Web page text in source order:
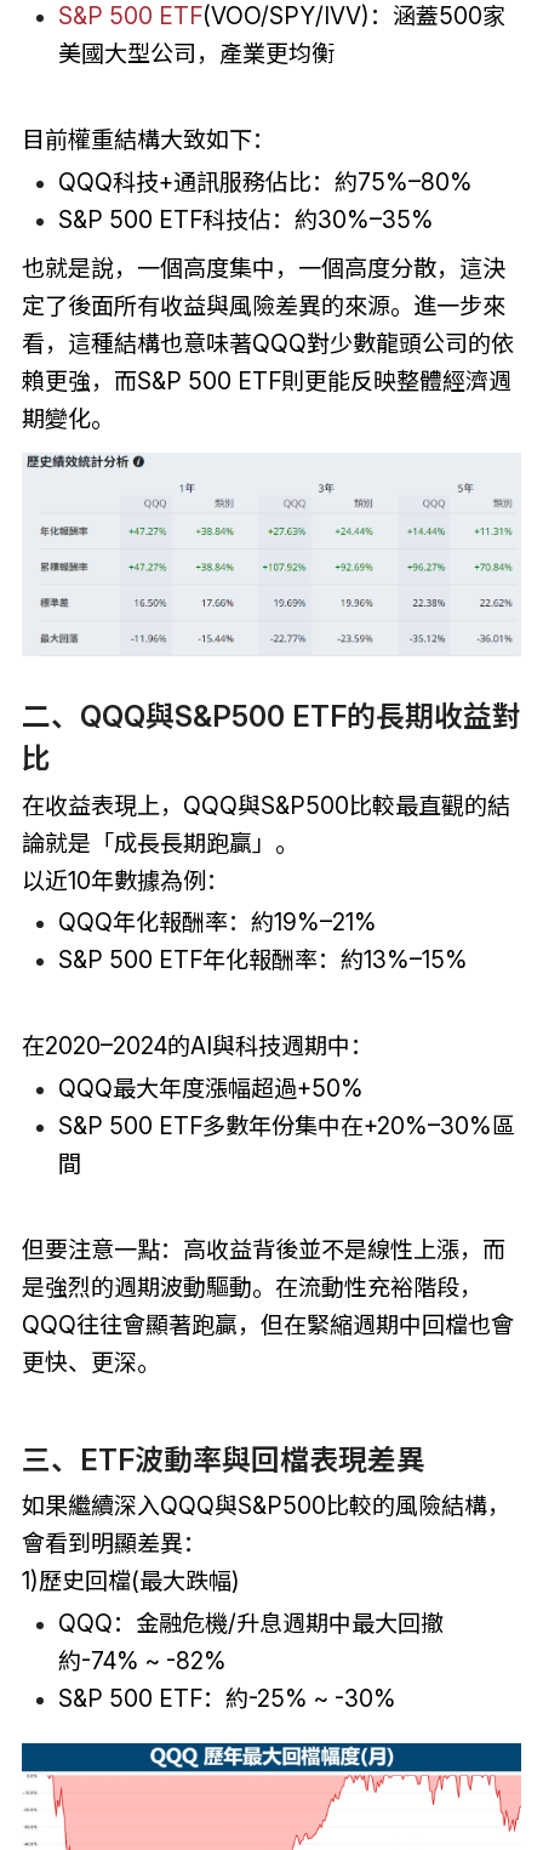
S&P 500 ETF(VOO/SPY/IVV)：涵蓋500家
美國大型公司，產業更均衡
目前權重結構大致如下：
QQQ科技+通訊服務佔比：約75%–80%
S&P 500 ETF科技佔：約30%–35%
也就是說，一個高度集中，一個高度分散，這決
定了後面所有收益與風險差異的來源。進一步來
看，這種結構也意味著QQQ對少數龍頭公司的依
賴更強，而S&P 500 ETF則更能反映整體經濟週
期變化。
二、QQQ與S&P500 ETF的長期收益對
比
在收益表現上，QQQ與S&P500比較最直觀的結
論就是「成長長期跑贏」。
以近10年數據為例：
QQQ年化報酬率：約19%–21%
S&P 500 ETF年化報酬率：約13%–15%
在2020–2024的AI與科技週期中：
QQQ最大年度漲幅超過+50%
S&P 500 ETF多數年份集中在+20%–30%區
間
但要注意一點：高收益背後並不是線性上漲，而
是強烈的週期波動驅動。在流動性充裕階段，
QQQ往往會顯著跑贏，但在緊縮週期中回檔也會
更快、更深。
三、ETF波動率與回檔表現差異
如果繼續深入QQQ與S&P500比較的風險結構，
會看到明顯差異：
1)歷史回檔(最大跌幅)
QQQ：金融危機/升息週期中最大回撤
約-74% ~ -82%
S&P 500 ETF：約-25% ~ -30%